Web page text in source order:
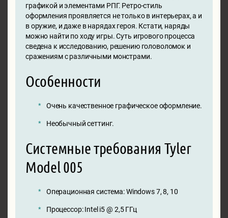
графикой и элементами РПГ. Ретро-стиль
оформления проявляется не только в интерьерах, а и
в оружие, и даже в нарядах героя. Кстати, наряды
можно найти по ходу игры. Суть игрового процесса
сведена к исследованию, решению головоломок и
сражениям с различными монстрами.
Особенности
Очень качественное графическое оформление.
Необычный сеттинг.
Системные требования Tyler
Model 005
Операционная система: Windows 7, 8, 10
Процессор: Intel i5 @ 2,5 ГГц